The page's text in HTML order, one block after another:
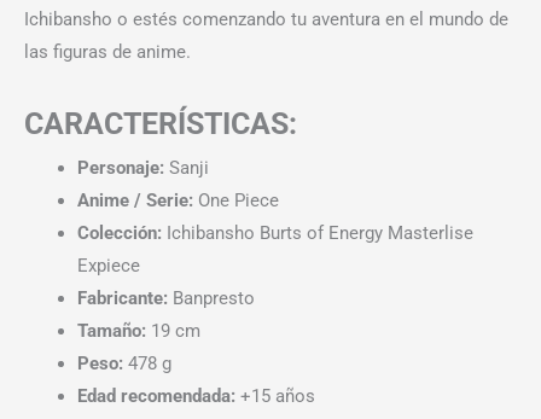
Ichibansho o estés comenzando tu aventura en el mundo de
las figuras de anime.
CARACTERÍSTICAS:
Personaje: Sanji
Anime / Serie: One Piece
Colección: Ichibansho Burts of Energy Masterlise
Expiece
Fabricante: Banpresto
Tamaño: 19 cm
Peso: 478 g
Edad recomendada: +15 años